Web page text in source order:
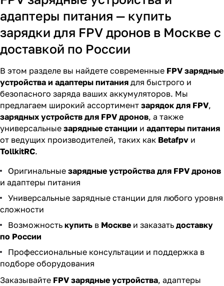
адаптеры питания — купить
зарядки для FPV дронов в Москве с
доставкой по России
В этом разделе вы найдете современные FPV зарядные
устройства и адаптеры питания для быстрого и
безопасного заряда ваших аккумуляторов. Мы
предлагаем широкий ассортимент зарядок для FPV,
зарядных устройств для FPV дронов, а также
универсальные зарядные станции и адаптеры питания
от ведущих производителей, таких как Betafpv и
TollkitRC.
Оригинальные зарядные устройства для FPV дронов
и адаптеры питания
Универсальные зарядные станции для любого уровня
сложности
Возможность купить в Москве и заказать доставку
по России
Профессиональные консультации и поддержка в
подборе оборудования
Заказывайте FPV зарядные устройства, адаптеры